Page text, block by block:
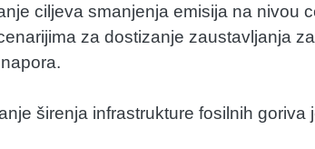
ciljeva smanjenja emisija na nivou
za dostizanje zaustavljanja
širenja infrastrukture fosilnih goriva